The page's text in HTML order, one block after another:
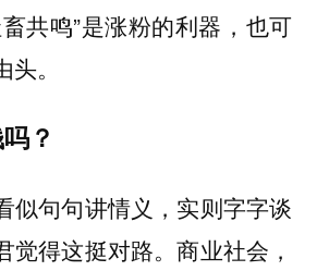
共鸣”是涨粉的利器，也可
头。
？
似句句讲情义，实则字字谈
觉得这挺对路。商业社会，